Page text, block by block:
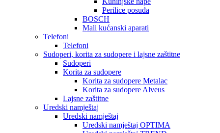
Perilice posuđa
BOSCH
Mali kućanski aparati
Telefoni
Telefoni
Sudoperi, korita za sudopere i lajsne zaštitne
Sudoperi
Korita za sudopere
Korita za sudopere Metalac
Korita za sudopere Alveus
Lajsne zaštitne
Uredski namještaj
Uredski namještaj
Uredski namještaj OPTIMA